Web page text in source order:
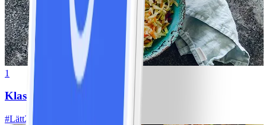
1
Klassisk vitkålssallad
#Lätt20 MIN